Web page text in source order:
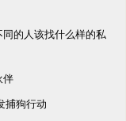
的人该找什么样的私
伴
捕狗行动